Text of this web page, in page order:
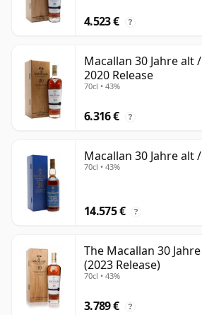
4.523 € ?
Macallan 30 Jahre alt
2020 Release
70cl • 43%
6.316 € ?
Macallan 30 Jahre alt
70cl • 43%
14.575 € ?
The Macallan 30
(2023 Release)
70cl • 43%
3.789 € ?